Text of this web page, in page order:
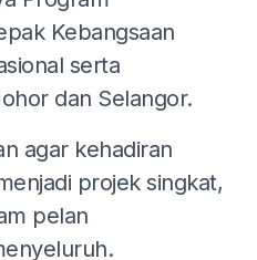
Kebangsaan
serta
dan Selangor.
agar kehadiran
projek singkat,
pelan